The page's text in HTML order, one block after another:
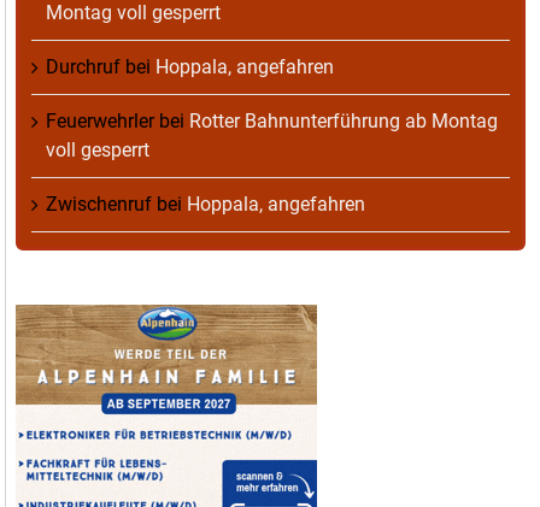
Montag voll gesperrt
Durchruf bei Hoppala, angefahren
Feuerwehrlerbei Rotter Bahnunterführung ab Montag
voll gesperrt
Zwischenruf bei Hoppala, angefahren